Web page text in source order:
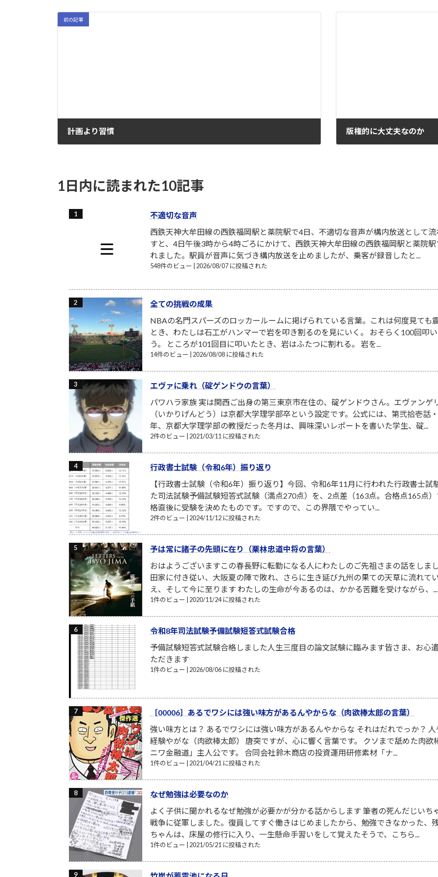
前の記事
計画より習慣 版権的に大丈夫なのか
1日内に読まれた10記事
不適切な音声
西鉄天神大牟田線の西鉄福岡駅と薬院駅で4日、不適切な音声が構内放送として
すと、4日午後3時から4時ごろにかけて、西鉄天神大牟田線の西鉄福岡駅と薬院
れました。駅員が音声に気づき構内放送を止めましたが、乗客が録音したと...
548件のビュー 2026/08/07 に投稿された
全ての挑戦の成果
NBAの名門スパーズのロッカールームに掲げられている言葉。これは何度見ても
とき、わたしは石工がハンマーで岩を叩き割るのを見にいく。 おそらく100回叩
う。 ところが101回目に叩いたとき、岩はふたつに割れる。 岩を...
14件のビュー 2026/08/08 に投稿された
エヴァに乗れ（碇ゲンドウの言葉）
パワハラ家族 実は関西ご出身の第三東京市在住の、碇ゲンドウさん。エヴァン
（いかりげんどう）は京都大学理学部卒という設定です。公式には、第弐拾壱
年、京都大学理学部の教授だった冬月は、興味深いレポートを書いた学生、碇...
2件のビュー 2021/03/11 に投稿された
行政書士試験（令和6年）振り返り
【行政書士試験（令和6年）振り返り】今回、令和6年11月に行われた行政書士
た司法試験予備試験短答式試験（満点270点）を、2点差（163点。合格点165点
格直後に受験を決めたものです。ですので、この界隈でやってい...
2件のビュー 2024/11/12 に投稿された
予は常に諸子の先頭に在り（栗林忠道中将の言葉）
おはようございますこの春長野に転勤になる人にわたしのご先祖さまの話をしま
田家に付き従い、大阪夏の陣で敗れ、さらに生き延び九州の果ての天草に流れて
え、そして今に至ります わたしの生命が今あるのは、かかる苦難を受けながら、...
1件のビュー 2020/11/24 に投稿された
令和8年司法試験予備試験短答式試験合格
予備試験短答式試験合格しました人生三度目の論文試験に臨みます皆さま、お心
ただきます
1件のビュー 2026/08/06 に投稿された
［00006］あるでワシには強い味方があるんやからな（肉欲棒太郎の言葉）
強い味方とは？ あるでワシには強い味方があるんやからな それはだれでっか？
経験やがな（肉欲棒太郎） 唐突ですが、心に響く言葉です。 クソまで舐めた肉
ニワ金融道」主人公です。 合同会社鈴木商店の投資運用研修素材「ナ...
1件のビュー 2021/04/21 に投稿された
なぜ勉強は必要なのか
よく子供に聞かれるなぜ勉強が必要かが分かる話からします 筆者の死んだじい
戦争に従軍しました。復員してすぐ働きはじめましたから、勉強できなかった、
ちゃんは、床屋の修行に入り、一生懸命手習いをして覚えたそうで、こちら...
1件のビュー 2021/05/21 に投稿された